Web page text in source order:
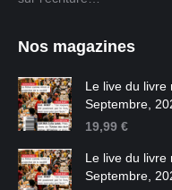
Nos magazines
Le live du livre
Septembre,
19,99 €
Le live du livre
Septembre,